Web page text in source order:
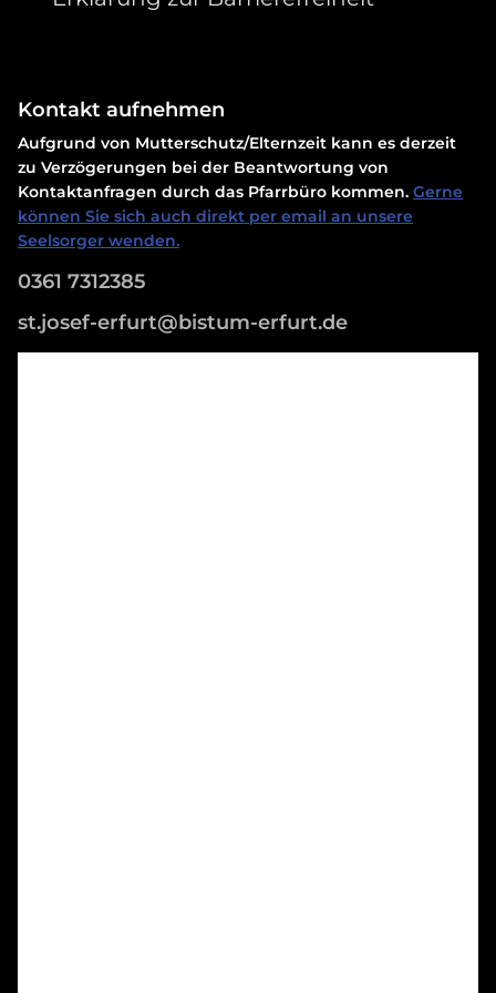
Kontakt aufnehmen
Aufgrund von Mutterschutz/Elternzeit kann es derzeit
zu Verzögerungen bei der Beantwortung von
Kontaktanfragen durch das Pfarrbüro kommen. Gerne
können Sie sich auch direkt per email an unsere
Seelsorger wenden.
0361 7312385
st.josef-erfurt@bistum-erfurt.de